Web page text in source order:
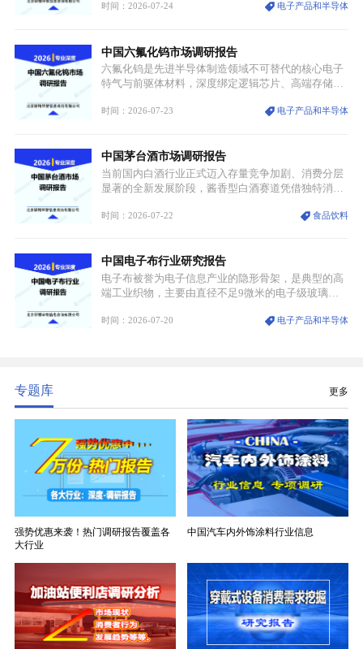
与大国科技博弈的关键战略资源。镓并非传统大宗金
领域渗透”的战略体系，成为全球科技产业运转的刚
需资源。
时间：2026-07-24 电子产品和半导体
中国六氟化钨市场调研报告
六氟化钨是先进半导体制造领域不可替代的核心电子
特气与前驱体材料，深度绑定逻辑芯片、高端存储芯
沉积（CVD）、原子层沉积（ALD）工艺专用前驱体
密制造流程。
时间：2026-07-23 电子产品和半导体
中国茅台酒市场调研报告
当前国内白酒行业正式迈入存量竞争加剧、消费分层
显著的全新发展阶段，酱香型白酒赛道凭借独特消费
道。贵州茅台凭借独一无二的核心产区壁垒、刚性产
业。
时间：2026-07-22 食品饮料
中国电子布行业研究报告
电子布被誉为电子信息产业的隐形骨架，是典型的高
端工业织物，主要由直径不足9微米的电子级玻璃纤
生产制造过程中不可或缺的核心基材。电子布具备高
时间：2026-07-20 电子产品和半导体
专题库 更多
强势优惠来袭！热门调研报告覆盖各
大行业
中国汽车内外饰涂料行业信息